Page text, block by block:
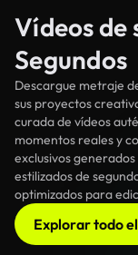
Vídeos de
Segundos
Descargue metraje
sus proyectos
curada de vídeos
momentos reales y
exclusivos
estilizados de
optimizados para
Explorar todo